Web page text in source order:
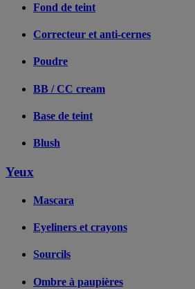
Fond de teint
Correcteur et anti-cernes
Poudre
BB / CC cream
Base de teint
Blush
Yeux
Mascara
Eyeliners et crayons
Sourcils
Ombre à paupières